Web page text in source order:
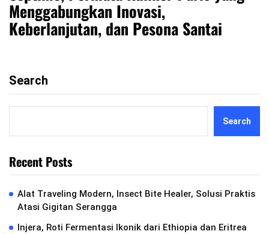
Menggabungkan Inovasi,
Keberlanjutan, dan Pesona Santai
Search
Search
Recent Posts
Alat Traveling Modern, Insect Bite Healer, Solusi Praktis
Atasi Gigitan Serangga
Injera, Roti Fermentasi Ikonik dari Ethiopia dan Eritrea